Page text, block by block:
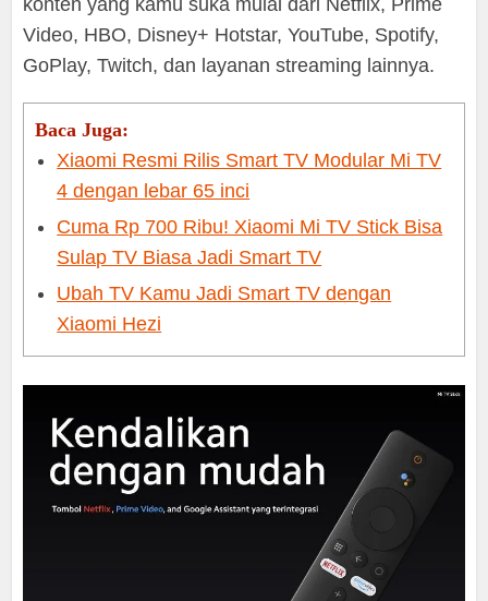
konten yang kamu suka mulai dari Netflix, Prime
Video, HBO, Disney+ Hotstar, YouTube, Spotify,
GoPlay, Twitch, dan layanan streaming lainnya.
Baca Juga:
Xiaomi Resmi Rilis Smart TV Modular Mi TV
4 dengan lebar 65 inci
Cuma Rp 700 Ribu! Xiaomi Mi TV Stick Bisa
Sulap TV Biasa Jadi Smart TV
Ubah TV Kamu Jadi Smart TV dengan
Xiaomi Hezi